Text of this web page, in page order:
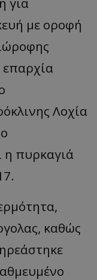
με οροφή
επαρχία
Λοχία
η πυρκαγιά
καθώς